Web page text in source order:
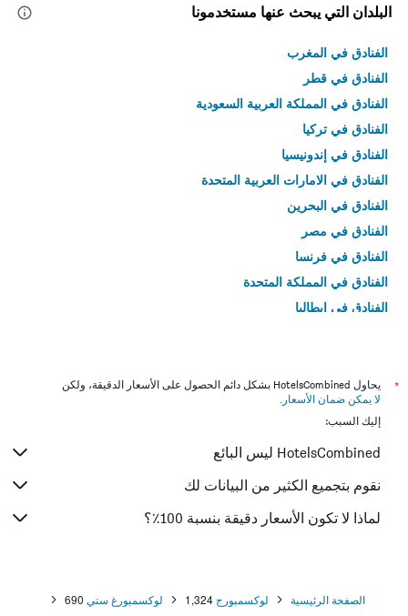
البلدان التي يبحث عنها مستخدمونا
الفنادق في المغرب
الفنادق في قطر
الفنادق في المملكة العربية السعودية
الفنادق في تركيا
الفنادق في إندونيسيا
الفنادق في الامارات العربية المتحدة
الفنادق في البحرين
الفنادق في مصر
الفنادق في فرنسا
الفنادق في المملكة المتحدة
الفنادق في إيطاليا
*
يحاول HotelsCombined بشكل دائم الحصول على الأسعار الدقيقة، ولكن
لا يمكن ضمان الأسعار .
إليك السبب:
HotelsCombined ليس البائع
نقوم بتجميع الكثير من البيانات لك
لماذا لا تكون الأسعار دقيقة بنسبة 100٪؟
الصفحة الرئيسية لوكسمبورج 1,324 لوكسمبورغ ستي 690